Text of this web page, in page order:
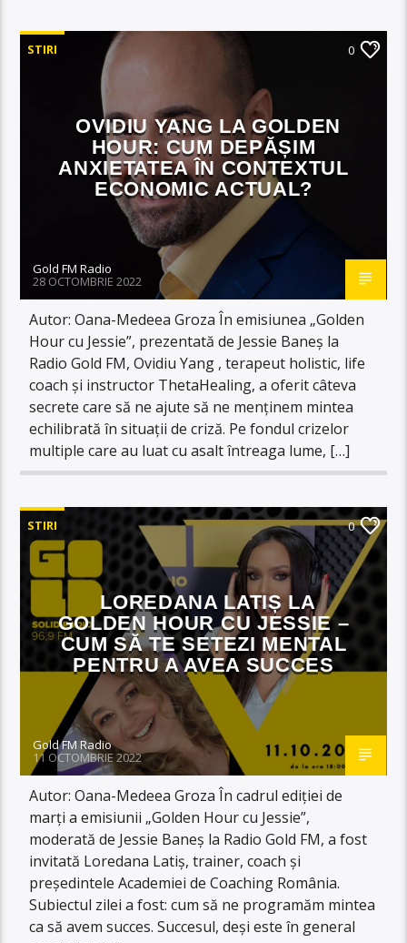
STIRI 0
OVIDIU YANG LA GOLDEN
HOUR: CUM DEPĂȘIM
ANXIETATEA ÎN CONTEXTUL
ECONOMIC ACTUAL?
Gold FM Radio
28 OCTOMBRIE 2022
Autor: Oana-Medeea Groza În emisiunea „Golden
Hour cu Jessie”, prezentată de Jessie Baneș la
Radio Gold FM, Ovidiu Yang , terapeut holistic, life
coach și instructor ThetaHealing, a oferit câteva
secrete care să ne ajute să ne menținem mintea
echilibrată în situații de criză. Pe fondul crizelor
multiple care au luat cu asalt întreaga lume, […]
STIRI 0
LOREDANA LATIȘ LA
GOLDEN HOUR CU JESSIE –
CUM SĂ TE SETEZI MENTAL
PENTRU A AVEA SUCCES
Gold FM Radio
11 OCTOMBRIE 2022
Autor: Oana-Medeea Groza În cadrul ediției de
marți a emisiunii „Golden Hour cu Jessie”,
moderată de Jessie Baneș la Radio Gold FM, a fost
invitată Loredana Latiș, trainer, coach și
președintele Academiei de Coaching România.
Subiectul zilei a fost: cum să ne programăm mintea
ca să avem succes. Succesul, deși este în general